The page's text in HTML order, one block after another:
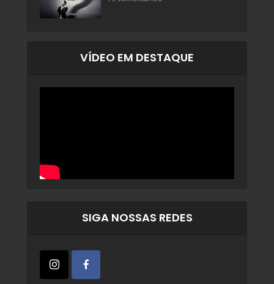
VÍDEO EM DESTAQUE
SIGA NOSSAS REDES